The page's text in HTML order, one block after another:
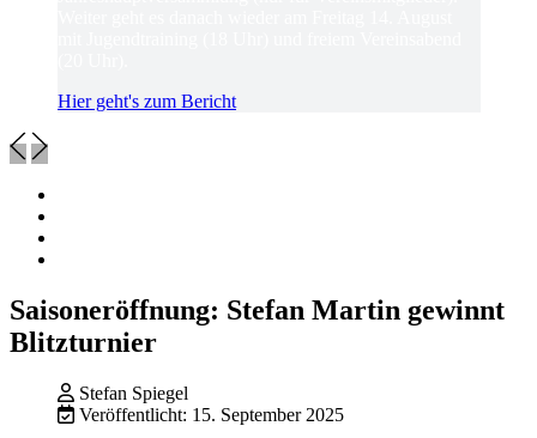
Hier geht's zum Bericht
Saisoneröffnung: Stefan Martin gewinnt
Blitzturnier
Stefan Spiegel
Veröffentlicht: 15. September 2025